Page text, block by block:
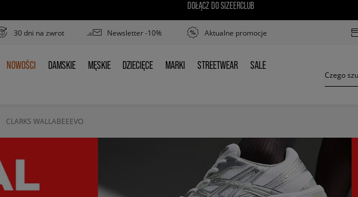
DOŁĄCZ DO SIZEERCLUB
30 dni na zwrot Newsletter -10% Aktualne promocje
NOWOŚCI
NOWOŚCI DAMSKIE
DAMSKIE MĘSKIE
MĘSKIE DZIECIĘCE
DZIECIĘCE MARKI
MARKI STREETWEAR
STREETWEAR SALE
SALE
CLARKS WALLABEEEVO